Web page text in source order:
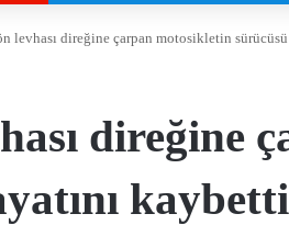
levhası direğine çarpan motosikletin
direğine